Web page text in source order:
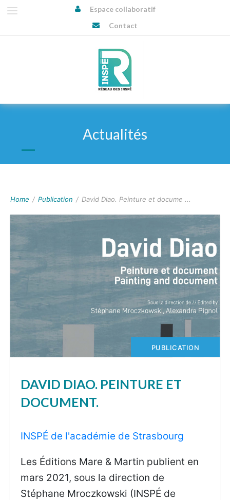
Espace collaboratif
Contact
Actualités
Home / Publication / David Diao. Peinture et docume ...
PUBLICATION
DAVID DIAO. PEINTURE ET
DOCUMENT.
INSPÉ de l'académie de Strasbourg
Les Éditions Mare & Martin publient en
mars 2021, sous la direction de
Stéphane Mroczkowski (INSPÉ de